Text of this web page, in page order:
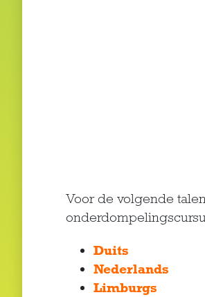
Voor de volgende
Duits
Nederlands
Limburgs